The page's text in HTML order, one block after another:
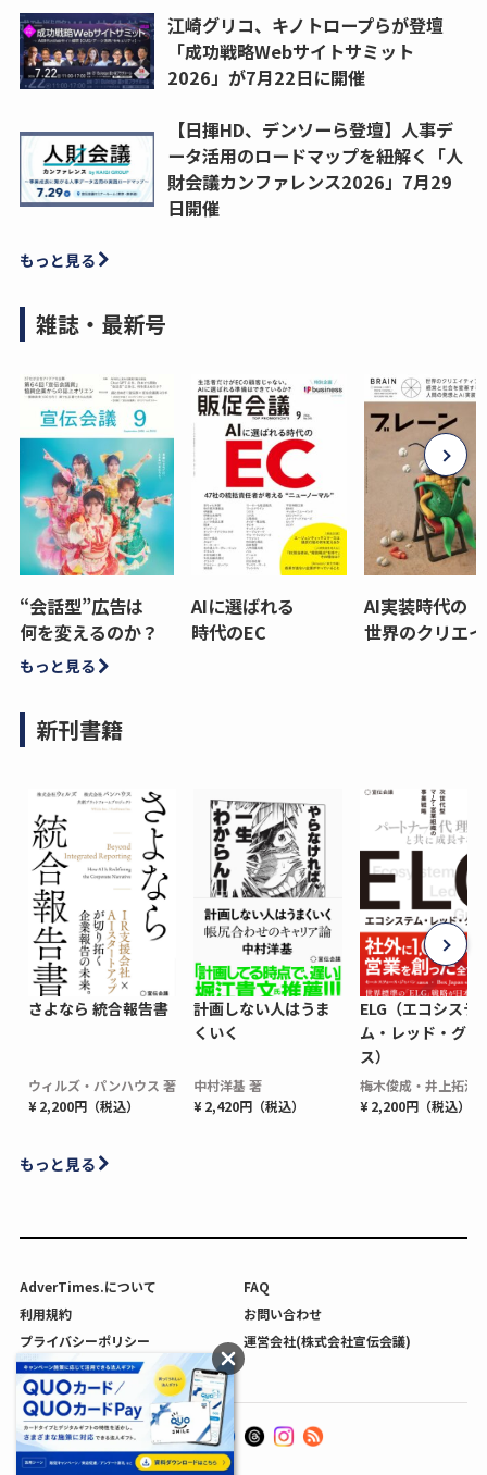
江崎グリコ、キノトロープらが登壇
「成功戦略Webサイトサミット
2026」が7月22日に開催
【日揮HD、デンソーら登壇】人事デ
ータ活用のロードマップを紐解く「人
財会議カンファレンス2026」7月29
日開催
もっと見る
雑誌・最新号
“会話型”広告は
何を変えるのか？
AIに選ばれる
時代のEC
AI実装時代の
世界のクリエ
もっと見る
新刊書籍
さよなら 統合報告書
ウィルズ・パンハウス 著
¥ 2,200円（税込）
計画しない人はうま
くいく
中村洋基 著
¥ 2,420円（税込）
ELG（エコシステ
ム・レッド・グロ
ス）
梅木俊成・井上拓海
¥ 2,200円（税込）
もっと見る
AdverTimes.について
FAQ
利用規約
お問い合わせ
プライバシーポリシー
運営会社(株式会社宣伝会議)
利用者情報の外部送信について